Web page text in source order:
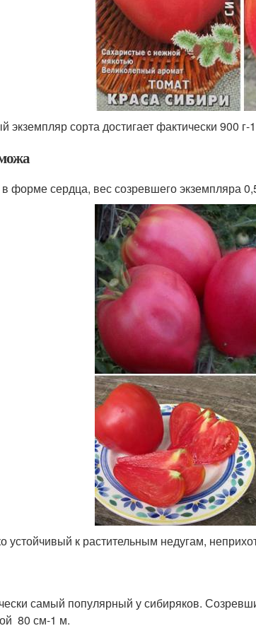
экземпляр сорта достигает фактически 900 г-1
форме сердца, вес созревшего экземпляра
устойчивый к растительным недугам,
самый популярный у сибиряков.
80 см-1 м.